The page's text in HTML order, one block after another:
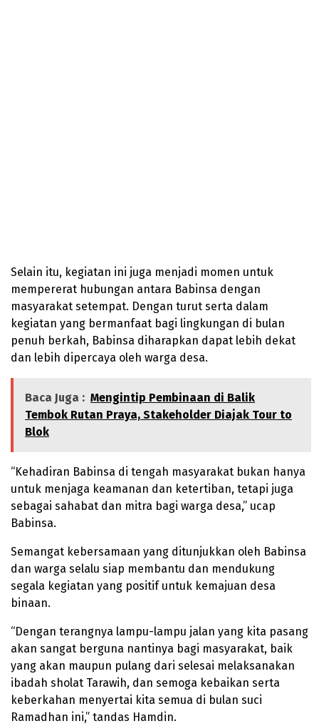
Selain itu, kegiatan ini juga menjadi momen untuk
mempererat hubungan antara Babinsa dengan
masyarakat setempat. Dengan turut serta dalam
kegiatan yang bermanfaat bagi lingkungan di bulan
penuh berkah, Babinsa diharapkan dapat lebih dekat
dan lebih dipercaya oleh warga desa.
Baca Juga : Mengintip Pembinaan di Balik
Tembok Rutan Praya, Stakeholder Diajak Tour to
Blok
“Kehadiran Babinsa di tengah masyarakat bukan hanya
untuk menjaga keamanan dan ketertiban, tetapi juga
sebagai sahabat dan mitra bagi warga desa,” ucap
Babinsa.
Semangat kebersamaan yang ditunjukkan oleh Babinsa
dan warga selalu siap membantu dan mendukung
segala kegiatan yang positif untuk kemajuan desa
binaan.
“Dengan terangnya lampu-lampu jalan yang kita pasang
akan sangat berguna nantinya bagi masyarakat, baik
yang akan maupun pulang dari selesai melaksanakan
ibadah sholat Tarawih, dan semoga kebaikan serta
keberkahan menyertai kita semua di bulan suci
Ramadhan ini,” tandas Hamdin.